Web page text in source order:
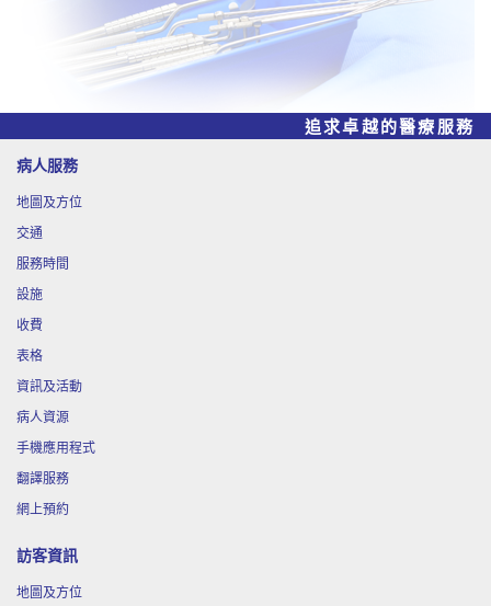
啟德醫院服務簡介講座 X HA Go工作坊
25 啟德醫院服務簡介講座 X HA Go工作坊
9月
3
9月
5
9月
12
9月
12
9月
17
追求卓越的醫療服務
病人服務
地圖及方位
交通
服務時間
設施
收費
表格
資訊及活動
病人資源
手機應用程式
翻譯服務
網上預約
訪客資訊
地圖及方位